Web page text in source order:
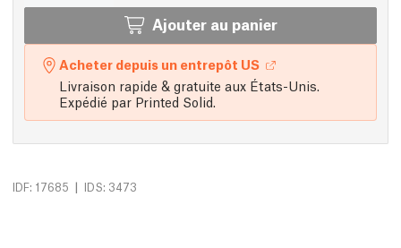
Ajouter au panier
Acheter depuis un entrepôt US
Livraison rapide & gratuite aux États-Unis.
Expédié par Printed Solid.
IDF: 17685 | IDS: 3473